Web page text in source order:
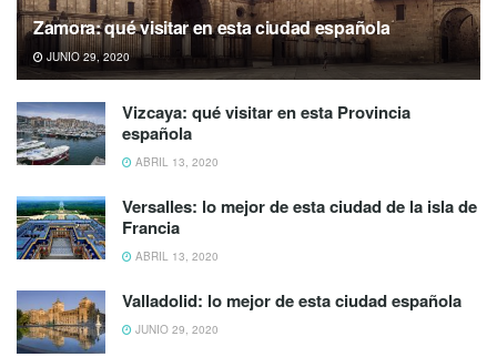
Zamora: qué visitar en esta ciudad española
JUNIO 29, 2020
Vizcaya: qué visitar en esta Provincia
española
ABRIL 13, 2020
Versalles: lo mejor de esta ciudad de la isla de
Francia
ABRIL 13, 2020
Valladolid: lo mejor de esta ciudad española
JUNIO 29, 2020